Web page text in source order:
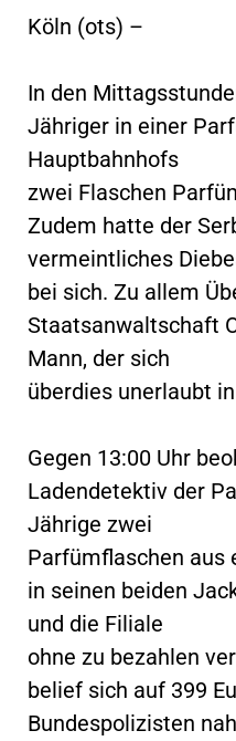
Köln (ots) –
In den
Jähriger in einer
Hauptbahnhofs
zwei Flaschen
Zudem hatte der
vermeintliches
bei sich. Zu allem
Staatsanwaltschaft
Mann, der sich
überdies unerlaubt
Gegen 13:00 Uhr
Ladendetektiv der
Jährige zwei
Parfümflaschen aus
in seinen beiden
und die Filiale
ohne zu bezahlen
belief sich auf 399
Bundespolizisten